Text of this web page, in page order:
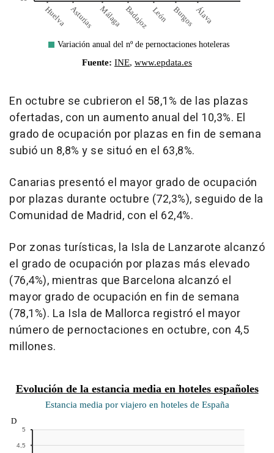
En octubre se cubrieron el 58,1% de las plazas
ofertadas, con un aumento anual del 10,3%. El
grado de ocupación por plazas en fin de semana
subió un 8,8% y se situó en el 63,8%.
Canarias presentó el mayor grado de ocupación
por plazas durante octubre (72,3%), seguido de la
Comunidad de Madrid, con el 62,4%.
Por zonas turísticas, la Isla de Lanzarote alcanzó
el grado de ocupación por plazas más elevado
(76,4%), mientras que Barcelona alcanzó el
mayor grado de ocupación en fin de semana
(78,1%). La Isla de Mallorca registró el mayor
número de pernoctaciones en octubre, con 4,5
millones.